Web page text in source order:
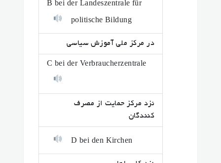
B bei der Landeszentrale für
politische Bildung
در مرکز ملی آموزش سیاسی
C bei der Verbraucherzentrale
نزد مرکز حمایت از مصرف
کنندگان
D bei den Kirchen